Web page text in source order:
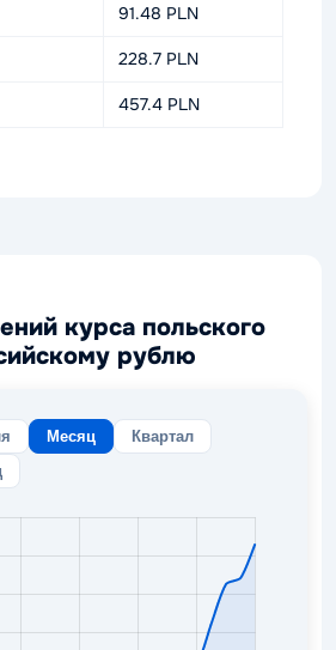
91.48 PLN
228.7 PLN
457.4 PLN
курса польского
рублю
Месяц
Квартал